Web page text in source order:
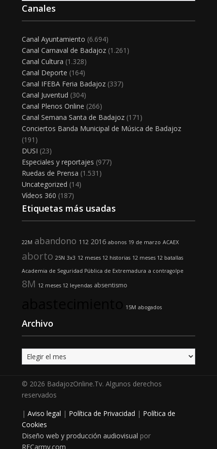
Canales
Canal Ayuntamiento (6.694)
Canal Carnaval de Badajoz(1.261)
Canal Cultura (1.328)
Canal Deporte (164)
Canal IFEBA Feria Badajoz(337)
Canal Juventud (304)
Canal Plenos Online (266)
Canal Semana Santa de Badajoz(171)
Conciertos Banda Municipal de Música de Badajoz
(191)
DUSI (23)
Especiales y reportajes (977)
Ruedas de Prensa (1.531)
Uncategorized (14)
Vídeos 360 (187)
Etiquetas más usadas
22M abandono 112 2016 abonos 19 de marzo ACAEX
aborto 25N 3x3 12 meses 12 historias 12 meses 12 batallas
Academia de Seguridad Pública de Extremadura a contragolpe
8M 12 meses 12 leyendas absentismo
15M abogados
Archivo
Archivo
© 2026 BadajozOnline.Tv. Algunos derechos
reservados
| Aviso legal | Política de Privacidad | Política de
Cookies
Diseño web y producción audiovisual por
RECarmy.com